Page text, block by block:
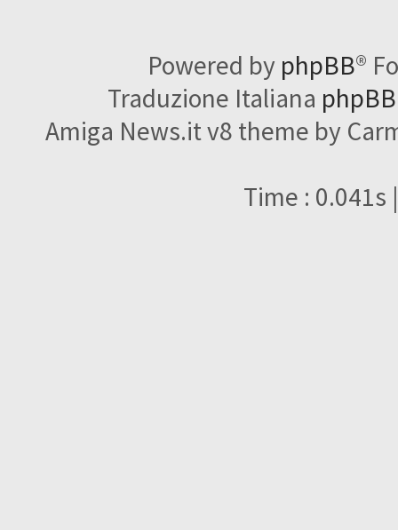
Powered by phpBB®
Traduzione Italiana
Amiga News.it v8 theme by
Time : 0.041s